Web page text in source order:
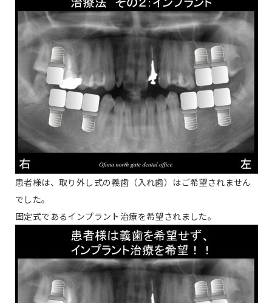
患者様は、取り外し式の義歯（入れ歯）はご希望されません
でした。
固定式であるインプラント治療を希望されました。